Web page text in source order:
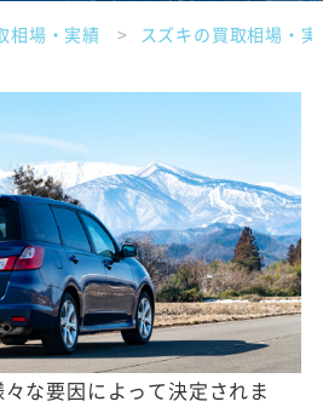
相場・実績 スズキの買取相場・
な要因によって決定されま